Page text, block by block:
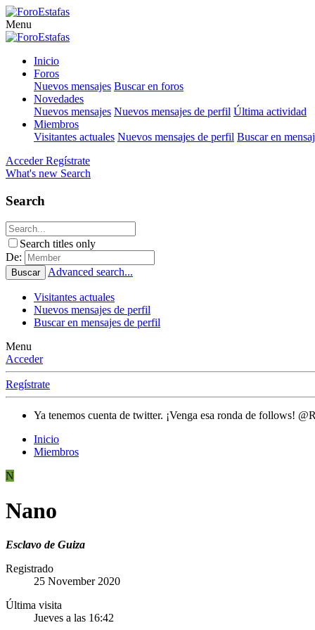
Menu
Inicio
Foros
Nuevos mensajes Buscar en foros
Novedades
Nuevos mensajes Nuevos mensajes de perfil Última actividad
Miembros
Visitantes actuales Nuevos mensajes de perfil Buscar en
Acceder Regístrate
What's new Search
Search
Search titles only
De:
Buscar Advanced search...
Visitantes actuales
Nuevos mensajes de perfil
Buscar en mensajes de perfil
Menu
Acceder
Regístrate
Ya tenemos cuenta de twitter. ¡Venga esa ronda de follows!
Inicio
Miembros
N
Nano
Esclavo de Guiza
Registrado
25 November 2020
Última visita
Jueves a las 16:42